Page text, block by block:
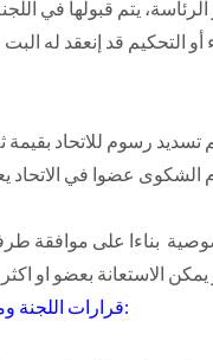
التحكيم قد إنعقد له البت
رسوم للاتحاد بقيمة
بناءا على موافقة
? قرارات اللجنة ومتابعة تنفيذها: